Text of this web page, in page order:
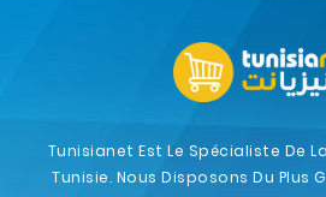
Tunisianet Est Le Spécialiste De
Tunisie. Nous Disposons Du Plus